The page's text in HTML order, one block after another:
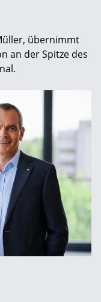
übernimmt
an der Spitze des